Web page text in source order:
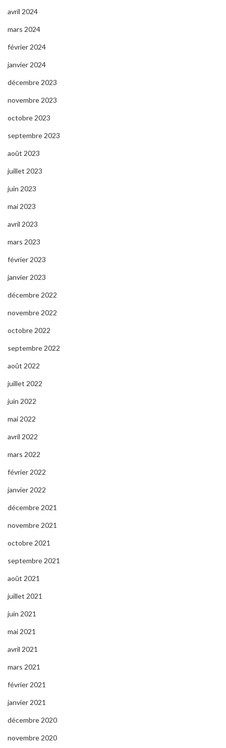
avril 2024
mars 2024
février 2024
janvier 2024
décembre 2023
novembre 2023
octobre 2023
septembre 2023
août 2023
juillet 2023
juin 2023
mai 2023
avril 2023
mars 2023
février 2023
janvier 2023
décembre 2022
novembre 2022
octobre 2022
septembre 2022
août 2022
juillet 2022
juin 2022
mai 2022
avril 2022
mars 2022
février 2022
janvier 2022
décembre 2021
novembre 2021
octobre 2021
septembre 2021
août 2021
juillet 2021
juin 2021
mai 2021
avril 2021
mars 2021
février 2021
janvier 2021
décembre 2020
novembre 2020